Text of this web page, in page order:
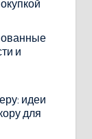
и
идеи
для